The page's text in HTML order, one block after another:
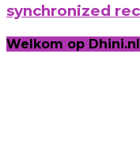
synchronized
Welkom op Dhini.nl